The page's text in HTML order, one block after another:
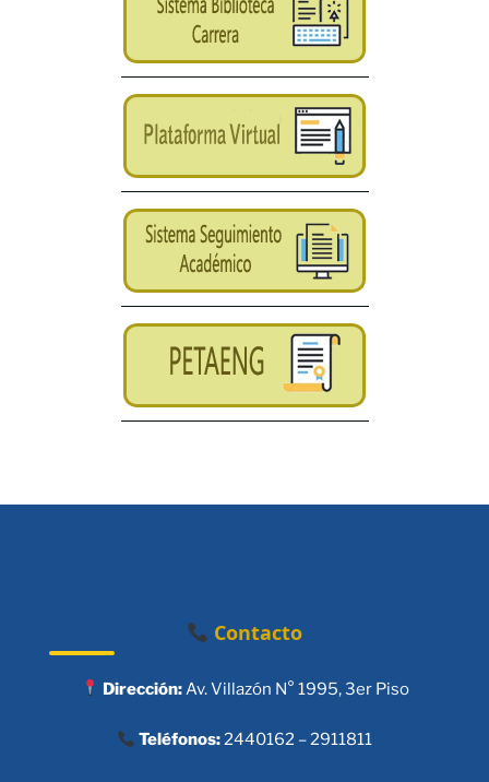
Contacto
Dirección:Av. Villazón N° 1995, 3er Piso
Teléfonos:2440162 – 2911811